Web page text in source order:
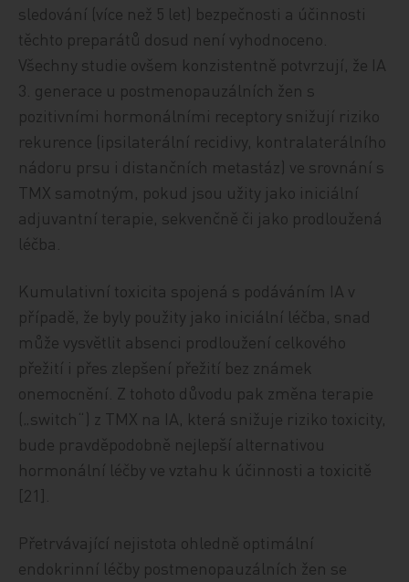
sledování (více než 5 let) bezpečnosti a účinnosti
těchto preparátů dosud není vyhodnoceno.
Všechny studie ovšem konzistentně potvrzují, že IA
3. generace u postmenopauzálních žen s
pozitivními hormonálními receptory snižují riziko
rekurence (ipsilaterální recidivy, kontralaterálního
nádoru prsu i distančních metastáz) ve srovnání s
TMX samotným, pokud jsou užity jako iniciální
adjuvantní terapie, sekvenčně či jako prodloužená
léčba.
Kumulativní toxicita spojená s podáváním IA v
případě, že byly použity jako iniciální léčba, snad
může vysvětlit absenci prodloužení celkového
přežití i přes zlepšení přežití bez známek
onemocnění. Z tohoto důvodu pak změna terapie
(„switch“) z TMX na IA, která snižuje riziko toxicity,
bude pravděpodobně nejlepší alternativou
hormonální léčby ve vztahu k účinnosti a toxicitě
[21].
Přetrvávající nejistota ohledně optimální
endokrinní léčby postmenopauzálních žen se